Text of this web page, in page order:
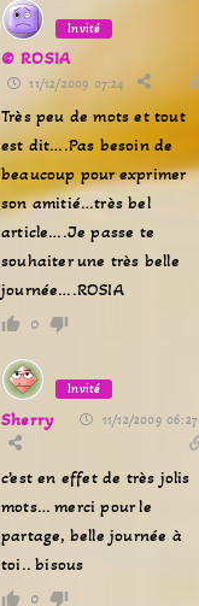
Invité
© ROSIA
11/12/2009 07:24
Très peu de mots et tout
est dit….Pas besoin de
beaucoup pour exprimer
son amitié…très bel
article….Je passe te
souhaiter une très belle
journée….ROSIA
0
Invité
Sherry 11/12/2009 06:27
c’est en effet de très jolis
mots… merci pour le
partage, belle journée à
toi.. bisous
0